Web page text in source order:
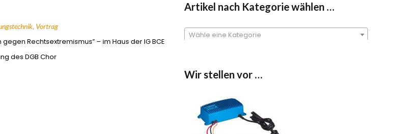
, Vortrag
Rechtsextremismus” – im Haus der IG BCE
des DGB Chor
Artikel nach Kategorie wählen …
Wähle eine Kategorie
Wir stellen vor …